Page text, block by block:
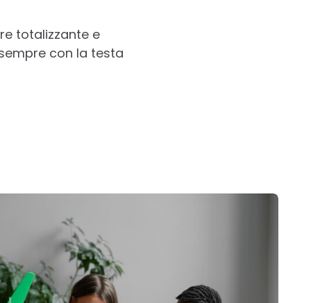
totalizzante e
con la testa